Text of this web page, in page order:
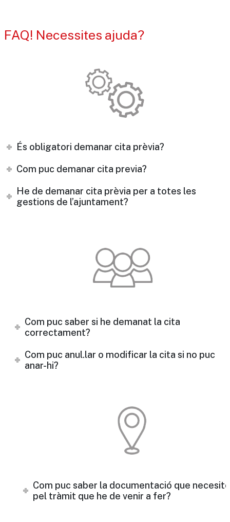
FAQ! Necessites ajuda?
És obligatori demanar cita prèvia?
Com puc demanar cita previa?
He de demanar cita prèvia per a totes les
gestions de l’ajuntament?
Com puc saber si he demanat la cita
correctament?
Com puc anul.lar o modificar la cita si no puc
anar-hi?
Com puc saber la documentació que
pel tràmit que he de venir a fer?